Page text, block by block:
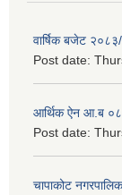
वार्षिक बजेट
Post date:
आर्थिक ऐन आ.ब
Post date:
चापाकोट